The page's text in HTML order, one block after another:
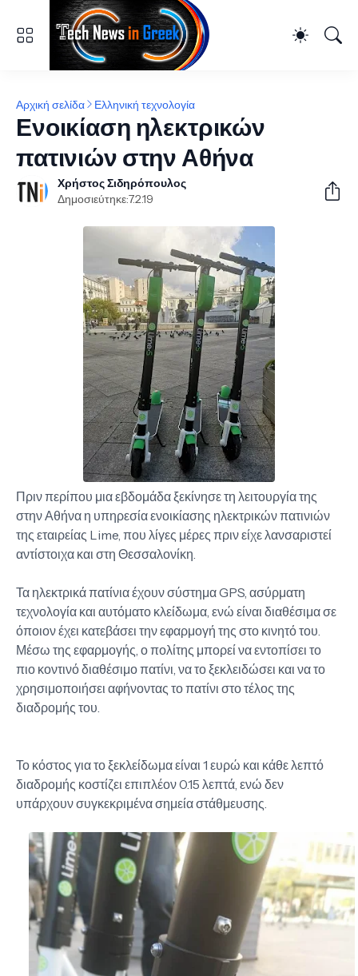
Αρχική σελίδα Ελληνική τεχνολογία
Ενοικίαση ηλεκτρικών
πατινιών στην Αθήνα
Χρήστος Σιδηρόπουλος
Δημοσιεύτηκε:7.2.19
Πριν περίπου μια εβδομάδα ξεκίνησε τη λειτουργία της
στην Αθήνα η υπηρεσία ενοικίασης ηλεκτρικών πατινιών
της εταιρείας Lime, που λίγες μέρες πριν είχε λανσαριστεί
αντίστοιχα και στη Θεσσαλονίκη.
Τα ηλεκτρικά πατίνια έχουν σύστημα GPS, ασύρματη
τεχνολογία και αυτόματο κλείδωμα, ενώ είναι διαθέσιμα σε
όποιον έχει κατεβάσει την εφαρμογή της στο κινητό του.
Μέσω της εφαρμογής, ο πολίτης μπορεί να εντοπίσει το
πιο κοντινό διαθέσιμο πατίνι, να το ξεκλειδώσει και να το
χρησιμοποιήσει αφήνοντας το πατίνι στο τέλος της
διαδρομής του.
Το κόστος για το ξεκλείδωμα είναι 1 ευρώ και κάθε λεπτό
διαδρομής κοστίζει επιπλέον 0.15 λεπτά, ενώ δεν
υπάρχουν συγκεκριμένα σημεία στάθμευσης.